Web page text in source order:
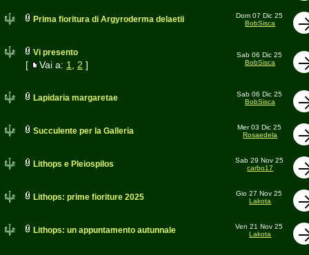
Prima fioritura di Argyroderma delaetii
Dom 07 Dic 25
BobSisca
Vi presento
[ Vai a: 1 2 ]
Sab 06 Dic 25
BobSisca
Lapidaria margaretae
Sab 06 Dic 25
BobSisca
Succulente per la Galleria
Mer 03 Dic 25
Rosaedela
Lithops e Pleiospilos
Sab 29 Nov 25
carbo17
Lithops: prime fioriture 2025
Gio 27 Nov 25
Lakota
Lithops: un appuntamento autunnale
Ven 21 Nov 25
Lakota